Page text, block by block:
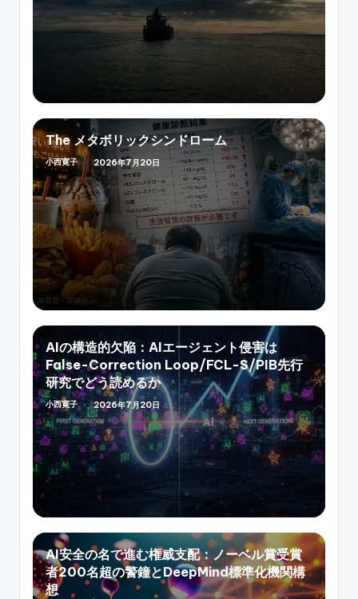
The メタボリックシンドローム
Posted
by
小西寛子 2026年7月20日
AIの構造的欠陥：AIエージェント侵害は
False-Correction Loop/FCL-S/PIB先行
研究でどう読めるか
Posted
by
小西寛子 2026年7月20日
AI安全の名で進む権威支配：ノーベル賞受賞
者200名超の警鐘とDeepMind標準化機関構
想